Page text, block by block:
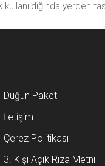
yerden
Düğün Paketi
İletişim
Çerez Politikası
3. Kişi Açık Rıza Metni